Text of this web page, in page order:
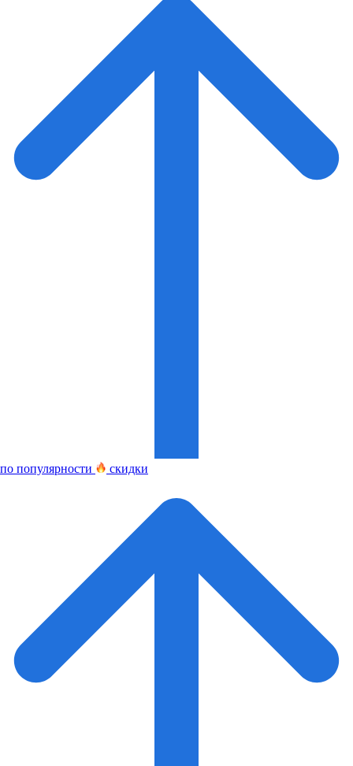
по популярности скидки